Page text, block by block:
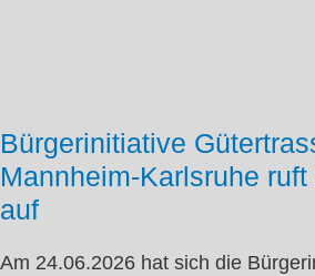
Bürgerinitiative
Mannheim-Karlsruhe
auf
Am 24.06.2026 hat sich die